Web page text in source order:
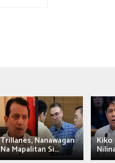
Trillanes, Nanawagan
Na Mapalitan Si...
Kiko